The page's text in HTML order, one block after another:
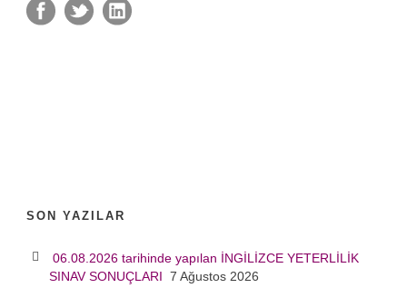
SON YAZILAR
06.08.2026 tarihinde yapılan İNGİLİZCE YETERLİLİK
SINAV SONUÇLARI 7 Ağustos 2026